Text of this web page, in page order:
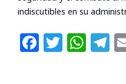
indiscutibles en su
F T W T